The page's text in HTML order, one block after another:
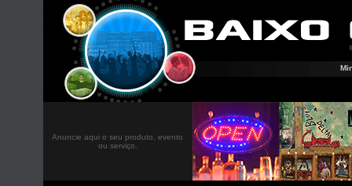
Anuncie aqui o seu produto, evento
ou serviço.